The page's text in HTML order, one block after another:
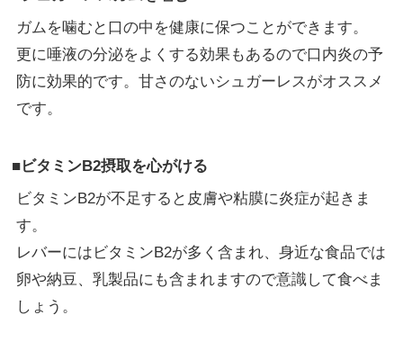
ガムを噛むと口の中を健康に保つことができます。
更に唾液の分泌をよくする効果もあるので口内炎の予
防に効果的です。甘さのないシュガーレスがオススメ
です。
■ビタミンB2摂取を心がける
ビタミンB2が不足すると皮膚や粘膜に炎症が起きま
す。
レバーにはビタミンB2が多く含まれ、身近な食品では
卵や納豆、乳製品にも含まれますので意識して食べま
しょう。